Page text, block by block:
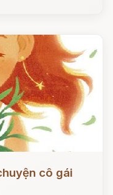
cô gái